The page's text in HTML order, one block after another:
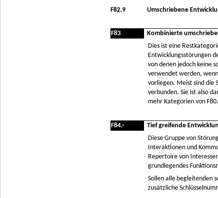
F82.9
Umschriebene
F83
Kombinierte
Dies ist eine
Entwicklungsstörungen
von denen jedoch keine
verwendet werden,
vorliegen. Meist sind die
verbunden. Sie ist also
mehr Kategorien von
F84.-
Tief greifende
Diese Gruppe von
Interaktionen und
Repertoire von
grundlegendes
Sollen alle begleitenden
zusätzliche